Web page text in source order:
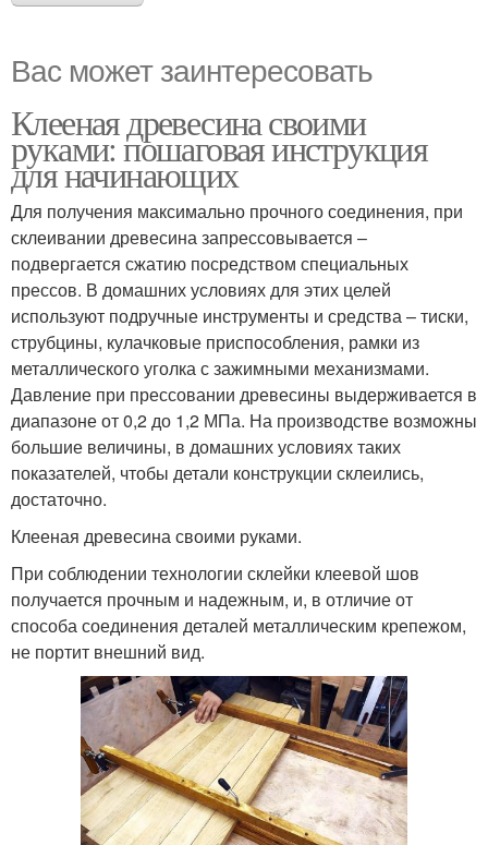
Вас может заинтересовать
Клееная древесина своими
руками: пошаговая инструкция
для начинающих
Для получения максимально прочного соединения, при
склеивании древесина запрессовывается –
подвергается сжатию посредством специальных
прессов. В домашних условиях для этих целей
используют подручные инструменты и средства – тиски,
струбцины, кулачковые приспособления, рамки из
металлического уголка с зажимными механизмами.
Давление при прессовании древесины выдерживается в
диапазоне от 0,2 до 1,2 МПа. На производстве возможны
большие величины, в домашних условиях таких
показателей, чтобы детали конструкции склеились,
достаточно.
Клееная древесина своими руками.
При соблюдении технологии склейки клеевой шов
получается прочным и надежным, и, в отличие от
способа соединения деталей металлическим крепежом,
не портит внешний вид.